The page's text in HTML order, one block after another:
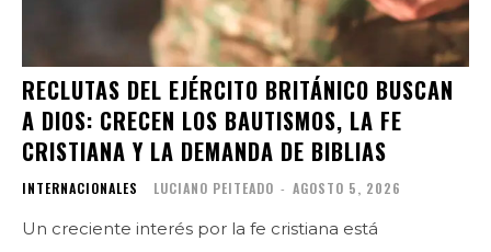
RECLUTAS DEL EJÉRCITO BRITÁNICO BUSCAN
A DIOS: CRECEN LOS BAUTISMOS, LA FE
CRISTIANA Y LA DEMANDA DE BIBLIAS
INTERNACIONALES LUCIANO PEITEADO - AGOSTO 5, 2026
Un creciente interés por la fe cristiana está